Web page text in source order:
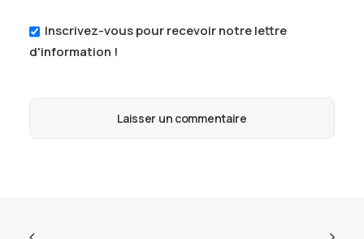
Inscrivez-vous pour recevoir notre lettre
d'information !